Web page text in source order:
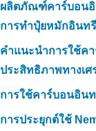
ผลิตภัณฑ์คาร์บอนอิ
การทำปุ๋ยหมักอินท
คำแนะนำการใช้ค
ประสิทธิภาพทางเศ
การใช้คาร์บอนอิน
การประยุกต์ใช้